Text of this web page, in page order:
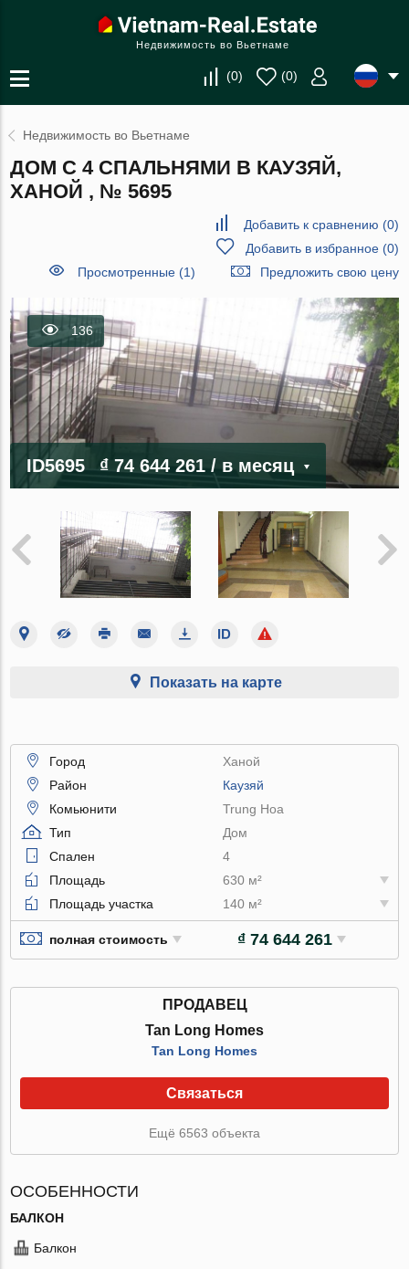
Недвижимость во Вьетнаме
(0) (0)
Недвижимость во Вьетнаме
ДОМ С 4 СПАЛЬНЯМИ В КАУЗЯЙ,
ХАНОЙ , № 5695
Добавить к сравнению (0)
Добавить в избранное(0)
Просмотренные (1)
Предложить свою цену
136
ID5695 ₫ 74 644 261/ в месяц
Показать на карте
Город
Ханой
Район
Каузяй
Комьюнити
Trung Hoa
Тип
Дом
Спален
4
Площадь
630 м²
Площадь участка
140 м²
полная стоимость ₫ 74 644 261
ПРОДАВЕЦ
Tan Long Homes
Tan Long Homes
Связаться
Ещё 6563 объекта
ОСОБЕННОСТИ
БАЛКОН
Балкон